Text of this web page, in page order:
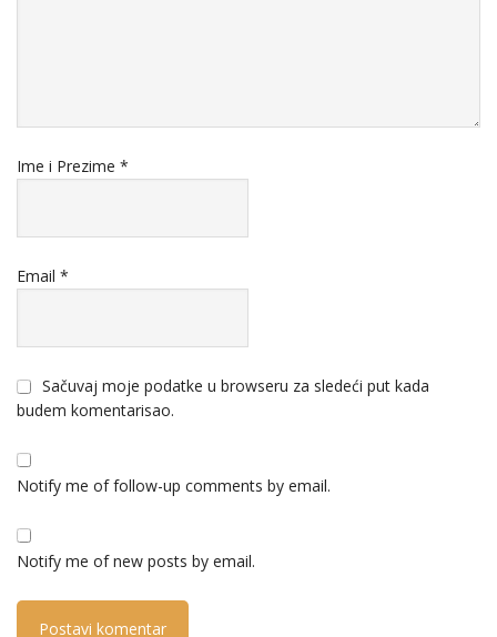
Ime i Prezime *
Email *
Sačuvaj moje podatke u browseru za sledeći put kada
budem komentarisao.
Notify me of follow-up comments by email.
Notify me of new posts by email.